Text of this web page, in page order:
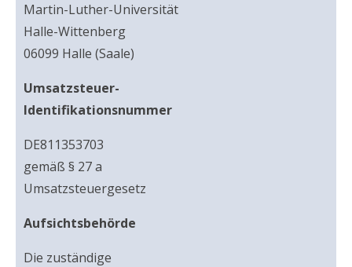
Martin-Luther-Universität
Halle-Wittenberg
06099 Halle (Saale)
Umsatzsteuer-
Identifikationsnummer
DE811353703
gemäß § 27 a
Umsatzsteuergesetz
Aufsichtsbehörde
Die zuständige